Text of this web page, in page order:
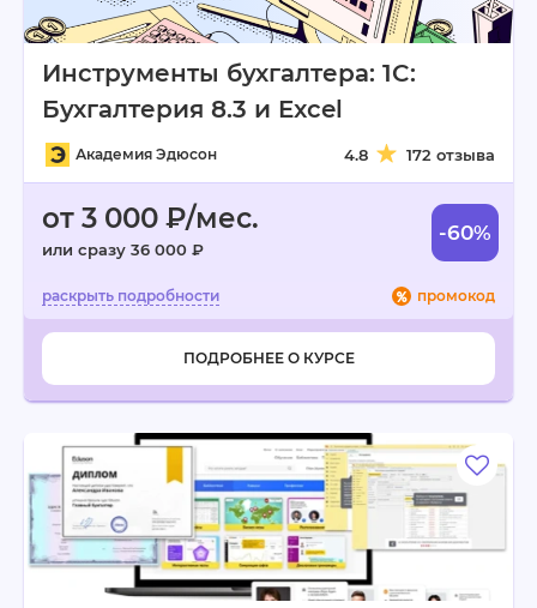
Инструменты бухгалтера: 1C:
Бухгалтерия 8.3 и Excel
Академия Эдюсон 4.8 172 отзыва
от 3 000 ₽/мес.
или сразу 36 000 ₽
-60%
промокод
ПОДРОБНЕЕ О КУРСЕ